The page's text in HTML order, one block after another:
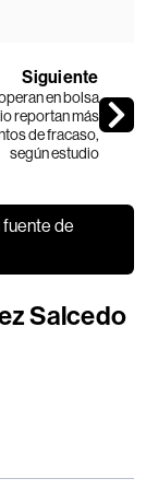
Siguiente
en bolsa
reportan más
de fracaso,
según estudio
fuente de
Salcedo